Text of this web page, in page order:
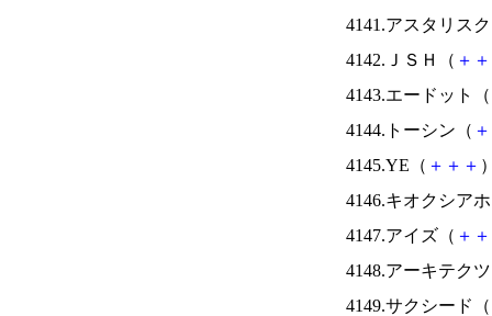
4141.アスタリス
4142.ＪＳＨ（ ＋ ＋
4143.エードット（
4144.トーシン（ ＋
4145.YE（ ＋ ＋ ＋
4146.キオクシア
4147.アイズ（ ＋ ＋
4148.アーキテク
4149.サクシード（